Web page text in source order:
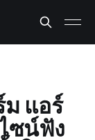
ม แอร์
ซน์ฟัง